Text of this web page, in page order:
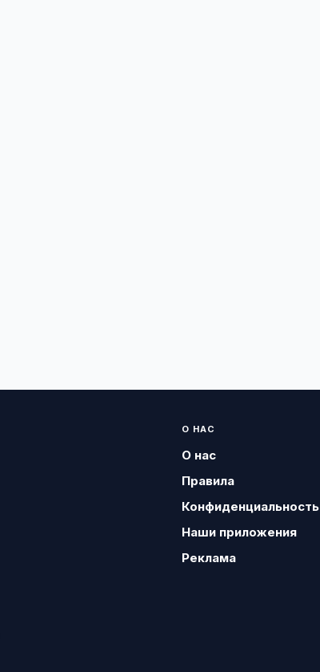
О НАС
О нас
Правила
Конфиденциальность
Наши приложения
Реклама